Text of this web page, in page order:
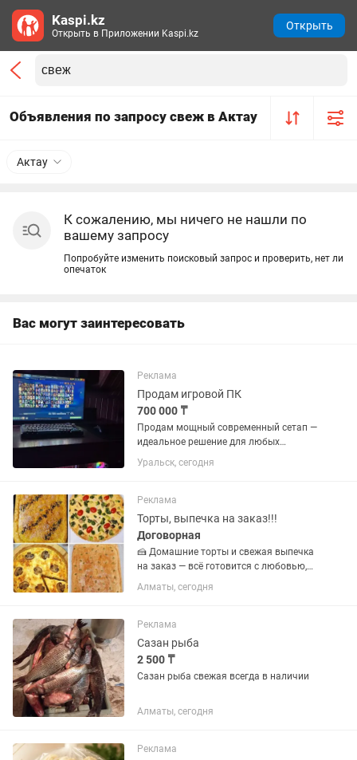
Объявления по запросу свеж в Актау
Актау
К сожалению, мы ничего не нашли по
вашему запросу
Попробуйте изменить поисковый запрос и проверить, нет ли
опечаток
Вас могут заинтересовать
Реклама
Продам игровой ПК
700 000 ₸
Продам мощный современный сетап —
идеальное решение для любых
тяжелых игр на ультра-настройках
(Cyberpunk 2077, CS2, Dota 2, GTA V),
3D. Всё железо свежее,...
Уральск, сегодня
Реклама
Торты, выпечка на заказ!!!
Договорная
🍰 Домашние торты и свежая выпечка
на заказ — всё готовится с любовью,
только из качественных и свежих
продуктов. ✨ У нас вы найдете: 🎂
мясные пироги 🥟...
Алматы, сегодня
Реклама
Сазан рыба
2 500 ₸
Сазан рыба свежая всегда в наличии
Алматы, сегодня
Реклама
Kaspi.kz
Открыть в Приложении Kaspi.kz
Открыть